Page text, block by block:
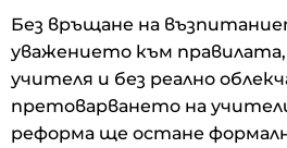
Без връщане на
уважението към
учителя и без реално
претоварването на
реформа ще остане